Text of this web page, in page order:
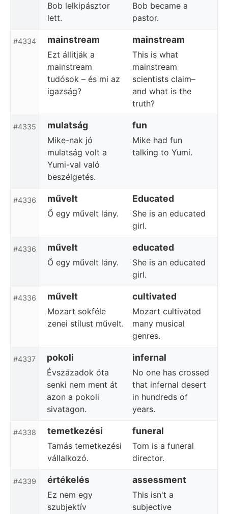
Bob lelkipásztor
lett.
Bob became a
pastor.
#4334 mainstream mainstream
Ezt állitják a
mainstream
tudósok – és mi az
igazság?
This is what
mainstream
scientists claim–
and what is the
truth?
#4335 mulatság fun
Mike-nak jó
mulatság volt a
Yumi-val való
beszélgetés.
Mike had fun
talking to Yumi.
#4336 művelt Educated
Ő egy művelt lány.
She is an educated
girl.
#4336 művelt educated
Ő egy művelt lány.
She is an educated
girl.
#4336 művelt cultivated
Mozart sokféle
zenei stílust művelt.
Mozart cultivated
many musical
genres.
#4337 pokoli infernal
Évszázadok óta
senki nem ment át
azon a pokoli
sivatagon.
No one has crossed
that infernal desert
in hundreds of
years.
#4338 temetkezési funeral
Tamás temetkezési
vállalkozó.
Tom is a funeral
director.
#4339 értékelés assessment
Ez nem egy
szubjektív
This isn't a
subjective